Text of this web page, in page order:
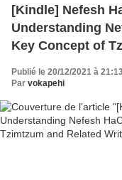
[Kindle] Nefesh
Understanding
Key Concept of
download
Publié le 20/12/2021 à
Par vokapehi